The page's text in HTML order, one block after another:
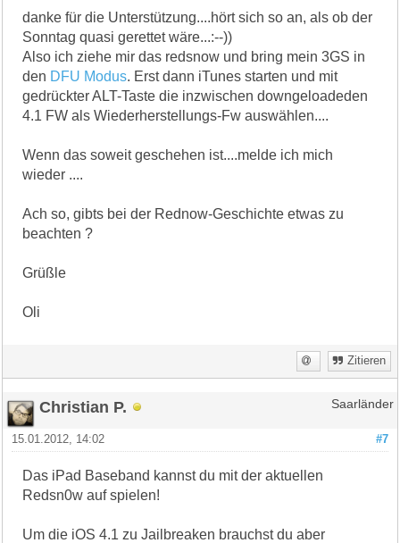
danke für die Unterstützung....hört sich so an, als ob der
Sonntag quasi gerettet wäre...:--))
Also ich ziehe mir das redsnow und bring mein 3GS in
den DFU Modus. Erst dann iTunes starten und mit
gedrückter ALT-Taste die inzwischen downgeloadeden
4.1 FW als Wiederherstellungs-Fw auswählen....
Wenn das soweit geschehen ist....melde ich mich
wieder ....
Ach so, gibts bei der Rednow-Geschichte etwas zu
beachten ?
Grüßle
Oli
Zitieren
Christian P. Saarländer
#7
15.01.2012, 14:02
Das iPad Baseband kannst du mit der aktuellen
Redsn0w auf spielen!
Um die iOS 4.1 zu Jailbreaken brauchst du aber